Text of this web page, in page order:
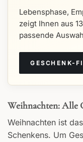
Lebensphase,
zeigt Ihnen aus
passende
GESCHENK-
Weihnachten: Alle
Weihnachten ist
Schenkens. Um